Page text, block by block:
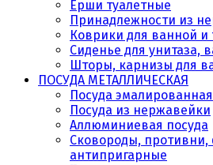
Ерши туалетные
Принадлежности из
Коврики для ванной и
Сиденье для унитаза,
Шторы, карнизы для
ПОСУДА МЕТАЛЛИЧЕСКАЯ
Посуда эмалированная
Посуда из нержавейки
Аллюминиевая посуда
Сковороды,
антипригарные